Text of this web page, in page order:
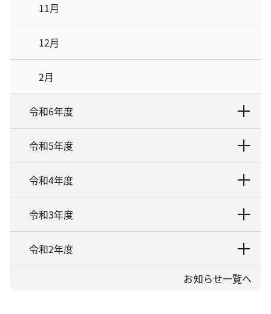
11月
12月
2月
令和6年度
令和5年度
令和4年度
令和3年度
令和2年度
お知らせ一覧へ